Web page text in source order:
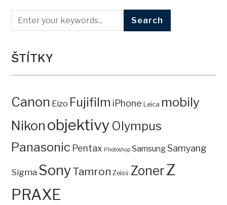
ŠTÍTKY
Canon Eizo Fujifilm iPhone Leica mobily
Nikon objektivy Olympus
Panasonic Pentax Photoshop SamsungSamyang
Sigma SonyTamron Zeiss ZonerZ
PRAXE